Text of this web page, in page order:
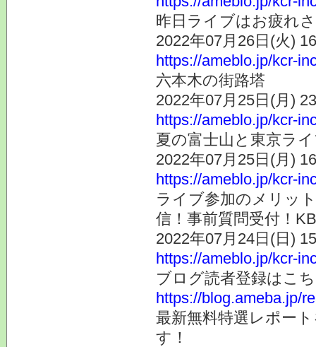
昨日ライブはお疲れ
2022年07月26日(火)
https://ameblo.jp/kcr-
六本木の街路塔
2022年07月25日(月)
https://ameblo.jp/kcr-
夏の富士山と東京ラ
2022年07月25日(月)
https://ameblo.jp/kcr-
ライブ参加のメリッ
信！事前質問受付！
2022年07月24日(日)
https://ameblo.jp/kcr-
ブログ読者登録はこ
https://blog.ameba.jp/
最新無料特選レポー
す！